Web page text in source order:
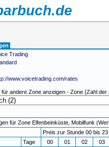
Trading
www.voicetrading.com/rates
andere Zone anzeigen - Zone (Zahl der
für Zone Elfenbeinküste, Mobilfunk
Preis zur Stunde 00 bis 23
Tage 00 01 02 03